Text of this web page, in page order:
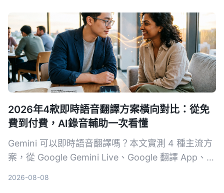
2026年4款即時語音翻譯方案橫向對比：從免
費到付費，AI錄音輔助一次看懂
Gemini 可以即時語音翻譯嗎？本文實測 4 種主流方
案，從 Google Gemini Live、Google 翻譯 App、第
2026-08-08